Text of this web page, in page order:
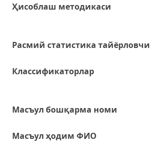
Ҳисоблаш методикаси
Расмий статистика тайёрловчи
Классификаторлар
Масъул бошқарма номи
Масъул ҳодим ФИО